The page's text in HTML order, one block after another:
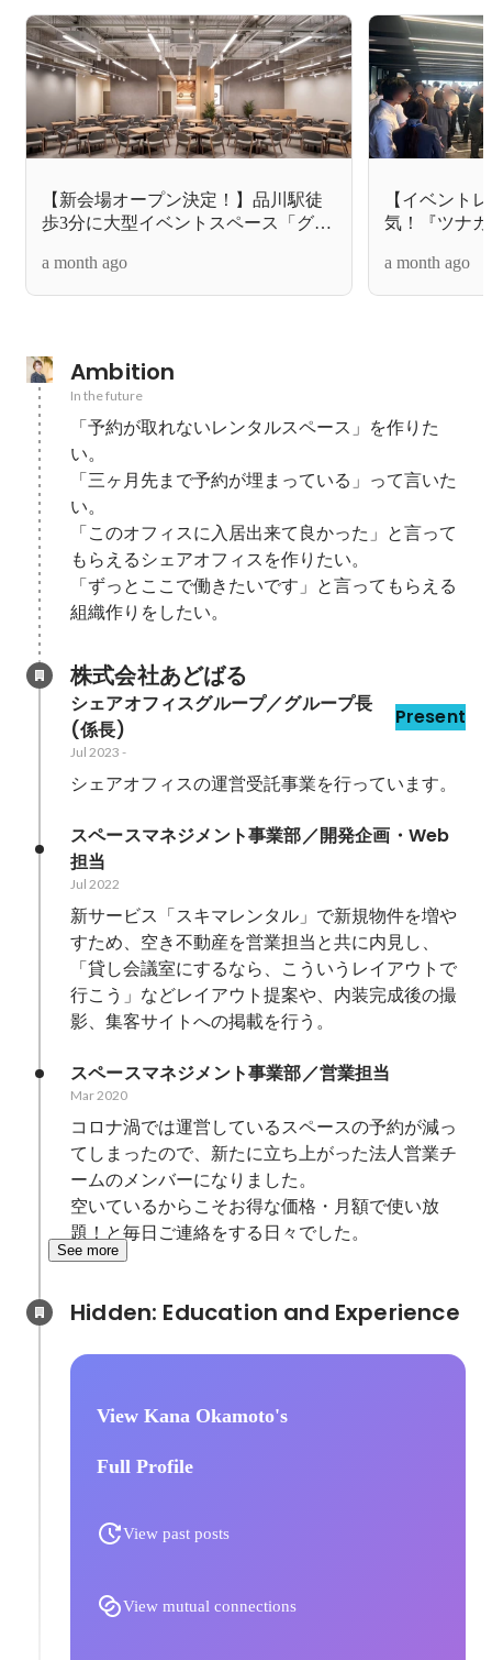
【新会場オープン決定！】品川駅徒
歩3分に大型イベントスペース「グレ
がスタートしました✨
a month ago
【イベント
気！『ツナ
a month ago
Ambition
In the future
「予約が取れないレンタルスペース」を作りた
い。
「三ヶ月先まで予約が埋まっている」って言いた
い。
「このオフィスに入居出来て良かった」と言って
もらえるシェアオフィスを作りたい。
「ずっとここで働きたいです」と言ってもらえる
組織作りをしたい。
株式会社あどばる
シェアオフィスグループ／グループ長
(係長)
Present
Jul 2023 -
シェアオフィスの運営受託事業を行っています。
スペースマネジメント事業部／開発企画・Web
担当
Jul 2022
新サービス「スキマレンタル」で新規物件を増や
すため、空き不動産を営業担当と共に内見し、
「貸し会議室にするなら、こういうレイアウトで
行こう」などレイアウト提案や、内装完成後の撮
影、集客サイトへの掲載を行う。
スペースマネジメント事業部／営業担当
Mar 2020
コロナ渦では運営しているスペースの予約が減っ
てしまったので、新たに立ち上がった法人営業チ
ームのメンバーになりました。
空いているからこそお得な価格・月額で使い放
題！と毎日ご連絡をする日々でした。
See more
View Kana Okamoto's
Full Profile
View past posts
View mutual connections